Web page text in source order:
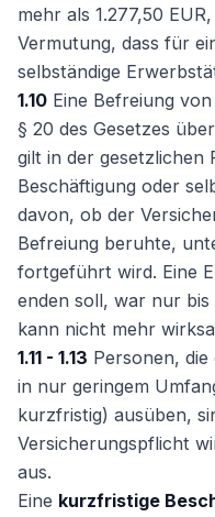
mehr als 1.277,50
Vermutung, dass für
selbständige
1.10 Eine Befreiung
§ 20 des Gesetzes
gilt in der gesetzlichen
Beschäftigung oder
davon, ob der
Befreiung beruhte,
fortgeführt wird. Eine
enden soll, war nur bis
kann nicht mehr
1.11 - 1.13 Personen, die
in nur geringem
kurzfristig) ausüben,
Versicherungspflicht
aus.
Eine kurzfristige